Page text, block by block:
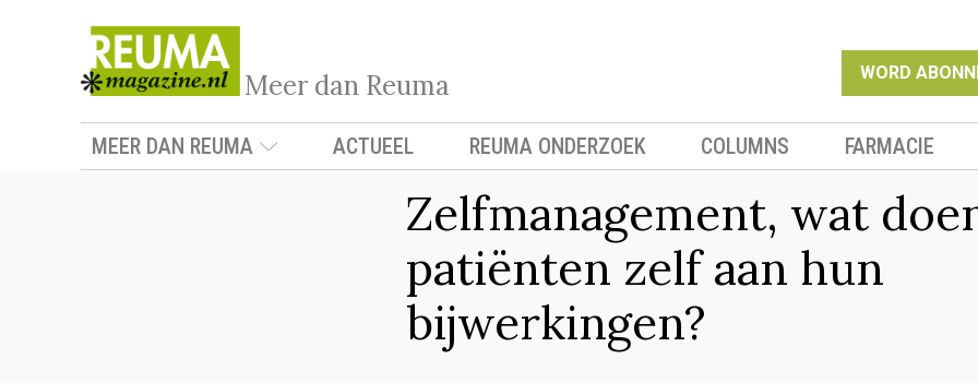
Meer dan Reuma WORD
MEER DAN REUMA ACTUEEL REUMA ONDERZOEK COLUMNS FARMACIE
Zelfmanagement, wat
patiënten zelf aan hun
bijwerkingen?